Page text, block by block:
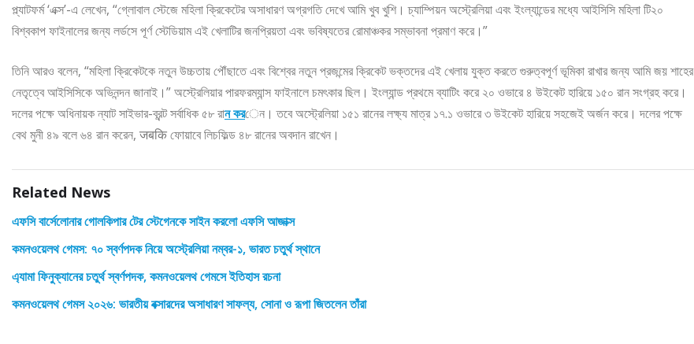
প্ল্যাটফর্ম ‘এক্স’-এ লেখেন, “গ্লোবাল স্টেজে মহিলা ক্রিকেটের অসাধারণ অগ্রগতি দেখে আমি খুব খুশি। চ্যাম্পিয়ন অস্ট্রেলিয়া এবং ইংল্যান্ডের মধ্যে আইসিসি মহিলা টি২০
বিশ্বকাপ ফাইনালের জন্য লর্ডসে পূর্ণ স্টেডিয়াম এই খেলাটির জনপ্রিয়তা এবং ভবিষ্যতের রোমাঞ্চকর সম্ভাবনা প্রমাণ করে।”
তিনি আরও বলেন, “মহিলা ক্রিকেটকে নতুন উচ্চতায় পৌঁছাতে এবং বিশ্বের নতুন প্রজন্মের ক্রিকেট ভক্তদের এই খেলায় যুক্ত করতে গুরুত্বপূর্ণ ভূমিকা রাখার জন্য আমি জয় শাহের
নেতৃত্বে আইসিসিকে অভিনন্দন জানাই।” অস্ট্রেলিয়ার পারফরম্যান্স ফাইনালে চমৎকার ছিল। ইংল্যান্ড প্রথমে ব্যাটিং করে ২০ ওভারে ৪ উইকেট হারিয়ে ১৫০ রান সংগ্রহ করে।
দলের পক্ষে অধিনায়ক ন্যাট সাইভার-ব্রন্ট সর্বাধিক ৫৮ রান করেন। তবে অস্ট্রেলিয়া ১৫১ রানের লক্ষ্য মাত্র ১৭.১ ওভারে ৩ উইকেট হারিয়ে সহজেই অর্জন করে। দলের পক্ষে
বেথ মুনী ৪৯ বলে ৬৪ রান করেন, जबकि ফোয়াবে লিচফিল্ড ৪৮ রানের অবদান রাখেন।
Related News
এফসি বার্সেলোনার গোলকিপার টের স্টেগেনকে সাইন করলো এফসি আজাক্স
কমনওয়েলথ গেমস: ৭০ স্বর্ণপদক নিয়ে অস্ট্রেলিয়া নম্বর-১, ভারত চতুর্থ স্থানে
এ্যামা ফিনুক্যানের চতুর্থ স্বর্ণপদক, কমনওয়েলথ গেমসে ইতিহাস রচনা
কমনওয়েলথ গেমস ২০২৬: ভারতীয় বক্সারদের অসাধারণ সাফল্য, সোনা ও রূপা জিতলেন তাঁরা